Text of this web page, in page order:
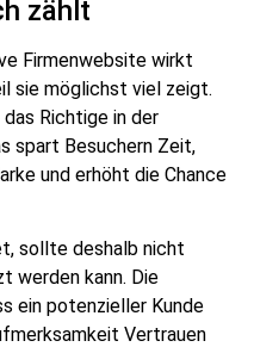
zählt
Firmenwebsite wirkt
sie möglichst viel zeigt.
Richtige in der
spart Besuchern Zeit,
und erhöht die Chance
sollte deshalb nicht
werden kann. Die
ein potenzieller Kunde
Vertrauen